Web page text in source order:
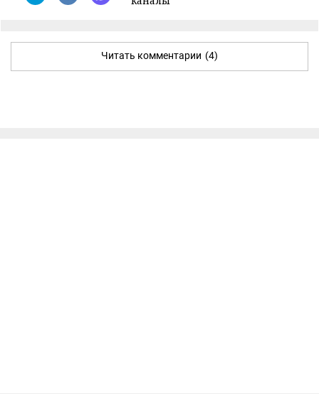
Читать комментарии (4)